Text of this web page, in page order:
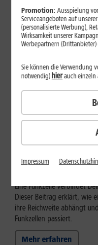
Wie
Mobilfunk?
Eine Funkzelle verbindet
Dieser Beitrag erklärt, wie
ihre Reichweite abhängt
Funkzellen passiert.
Mehr erfahren
Promotion: Ausspielung
Serviceangeboten auf
(personalisierte Werbung),
Wirksamkeit unserer
Werbepartnern (Drittanbieter)
Sie können die Verwendung
notwendig) hierauch einzeln
Impressum